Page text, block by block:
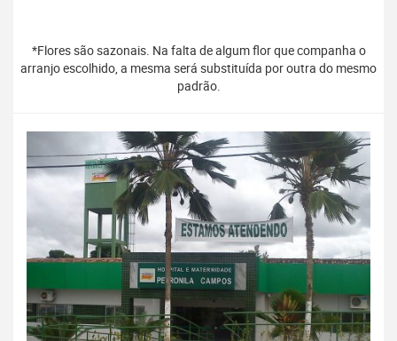
*Flores são sazonais. Na falta de algum flor que companha o
arranjo escolhido, a mesma será substituída por outra do mesmo
padrão.